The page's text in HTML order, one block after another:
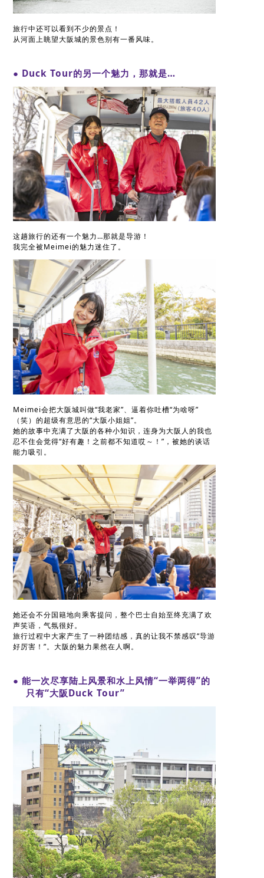
旅行中还可以看到不少的景点！
从河面上眺望大阪城的景色别有一番风味。
● Duck Tour的另一个魅力，那就是…
这趟旅行的还有一个魅力…那就是导游！
我完全被Meimei的魅力迷住了。
Meimei会把大阪城叫做“我老家”、逼着你吐槽“为啥呀”
（笑）的超级有意思的“大阪小姐姐”。
她的故事中充满了大阪的各种小知识，连身为大阪人的我也
忍不住会觉得“好有趣！之前都不知道哎～！”，被她的谈话
能力吸引。
她还会不分国籍地向乘客提问，整个巴士自始至终充满了欢
声笑语，气氛很好。
旅行过程中大家产生了一种团结感，真的让我不禁感叹“导游
好厉害！”。大阪的魅力果然在人啊。
● 能一次尽享陆上风景和水上风情“一举两得”的
只有“大阪Duck Tour”